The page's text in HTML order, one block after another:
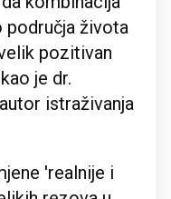
područja života
pozitivan
je dr.
istraživanja
'realnije i